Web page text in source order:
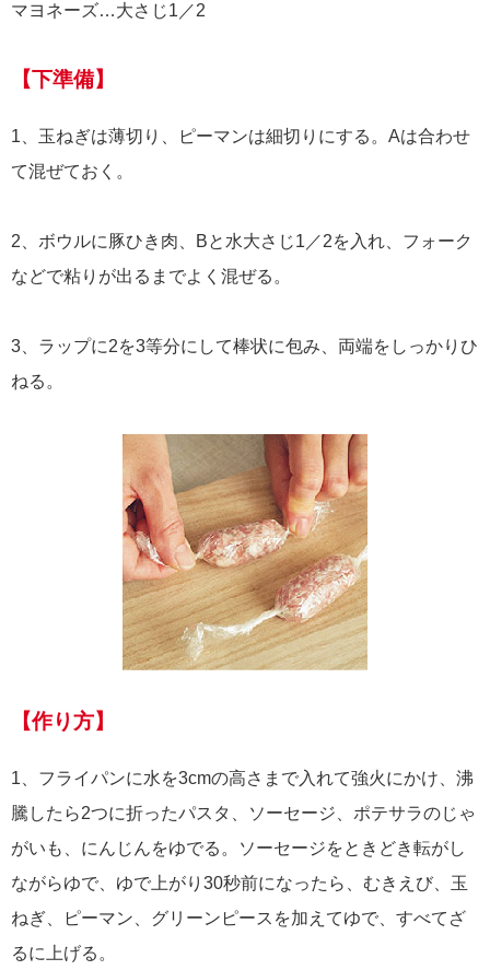
マヨネーズ…大さじ1／2
【下準備】
1、玉ねぎは薄切り、ピーマンは細切りにする。Aは合わせ
て混ぜておく。
2、ボウルに豚ひき肉、Bと水大さじ1／2を入れ、フォーク
などで粘りが出るまでよく混ぜる。
3、ラップに2を3等分にして棒状に包み、両端をしっかりひ
ねる。
【作り方】
1、フライパンに水を3cmの高さまで入れて強火にかけ、沸
騰したら2つに折ったパスタ、ソーセージ、ポテサラのじゃ
がいも、にんじんをゆでる。ソーセージをときどき転がし
ながらゆで、ゆで上がり30秒前になったら、むきえび、玉
ねぎ、ピーマン、グリーンピースを加えてゆで、すべてざ
るに上げる。